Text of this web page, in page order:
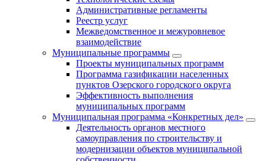
Административные регламенты
Реестр услуг
Межведомственное и межуровневое
взаимодействие
Муниципальные программы
Проекты муниципальных программ
Программа газификации населенных
пунктов Озерского городского округа
Эффективность выполнения
муниципальных программ
Муниципальная программа «Конкретных дел»
Деятельность органов местного
самоуправления по строительству и
модернизации объектов муниципальной